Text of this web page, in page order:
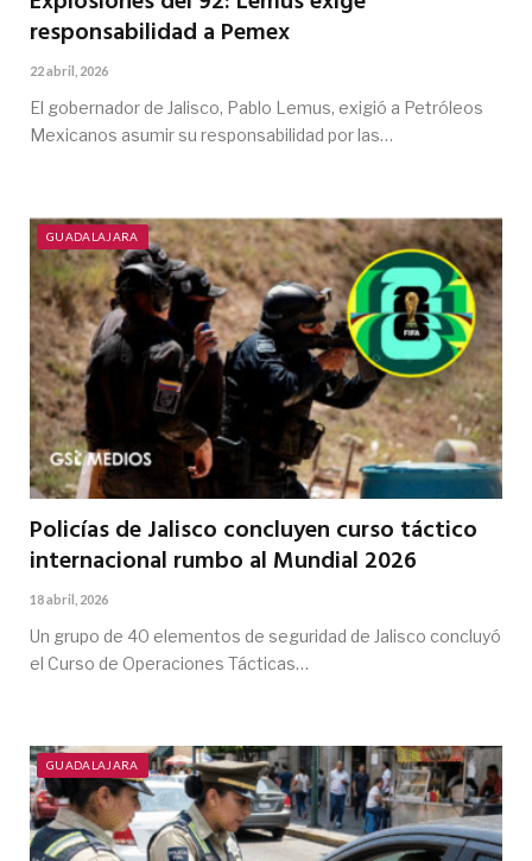
responsabilidad a Pemex
22 abril, 2026
El gobernador de Jalisco, Pablo Lemus, exigió a Petróleos
Mexicanos asumir su responsabilidad por las…
GUADALAJARA
Policías de Jalisco concluyen curso táctico
internacional rumbo al Mundial 2026
18 abril, 2026
Un grupo de 40 elementos de seguridad de Jalisco concluyó
el Curso de Operaciones Tácticas…
GUADALAJARA